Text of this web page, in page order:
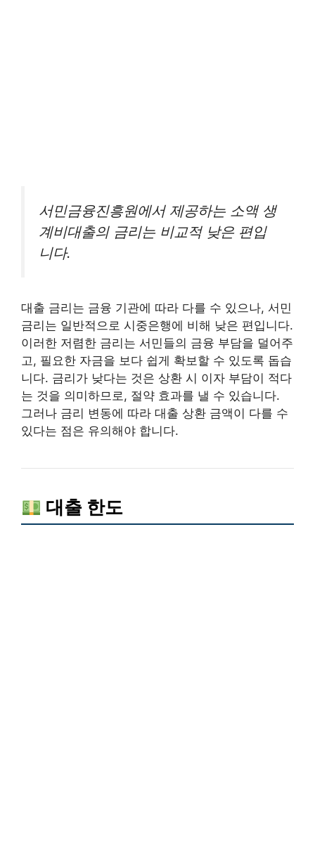
서민금융진흥원에서 제공하는 소액 생
계비대출의 금리는 비교적 낮은 편입
니다.
대출 금리는 금융 기관에 따라 다를 수 있으나, 서민
금리는 일반적으로 시중은행에 비해 낮은 편입니다.
이러한 저렴한 금리는 서민들의 금융 부담을 덜어주
고, 필요한 자금을 보다 쉽게 확보할 수 있도록 돕습
니다. 금리가 낮다는 것은 상환 시 이자 부담이 적다
는 것을 의미하므로, 절약 효과를 낼 수 있습니다.
그러나 금리 변동에 따라 대출 상환 금액이 다를 수
있다는 점은 유의해야 합니다.
대출 한도